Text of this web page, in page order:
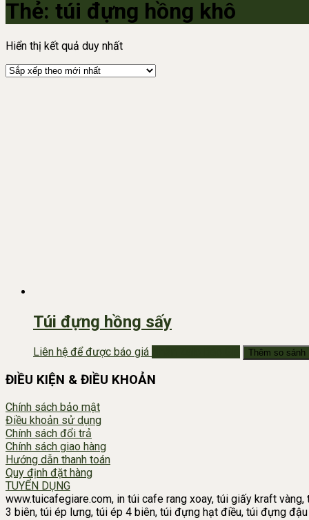
Thẻ: túi đựng hồng khô
Hiển thị kết quả duy nhất
Túi đựng hồng sấy
Liên hệ để được báo giá Thêm so sánh
ĐIỀU KIỆN & ĐIỀU KHOẢN
Chính sách bảo mật
Điều khoản sử dụng
Chính sách đổi trả
Chính sách giao hàng
Hướng dẫn thanh toán
Quy định đặt hàng
TUYỂN DỤNG
www.tuicafegiare.com, in túi cafe rang xoay, túi giấy kraft
3 biên, túi ép lưng, túi ép 4 biên, túi đựng hạt điều, túi đựng